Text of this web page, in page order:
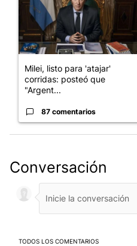
Milei, listo para 'atajar'
corridas: posteó que
"Argent...
87 comentarios
Conversación
TODOS LOS COMENTARIOS